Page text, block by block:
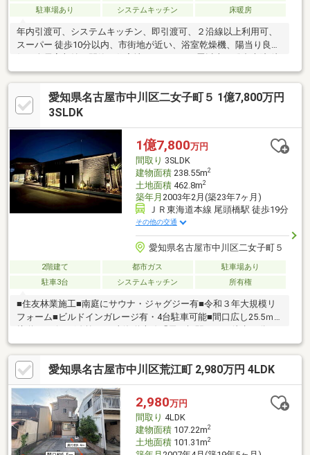
駐車場あり
システムキッチン 床暖房
年内引渡可、システムキッチン、即引渡可、２沿線以上利用可、
スーパー 徒歩10分以内、市街地が近い、浴室乾燥機、陽当り良
好、全居室収納、閑静な住宅地、ＬＤＫ１５畳以上、総合病院 徒
歩10分以内、前道６ｍ以上、対面式キッチン、３面採光、オート
バス、温水洗浄便座、浴室に窓、ＴＶモニタ付インターホン、都
市近郊、通風良好、全居室フローリング、南西向き、３階建以
上、リビング階段、都市ガス、小学校 徒歩10分以内、ルーフバル
愛知県名古屋市中川区二女子町５ 1億7,800万円
3SLDK
1億7,800万円
間取り 3SLDK
建物面積238.55m2
土地面積462.8m2
築年月 2003年2月(築23年7ヶ月)
ＪＲ東海道本線 尾頭橋駅 徒歩19分
その他の交通
愛知県名古屋市中川区二女子町５
2階建て 都市ガス
駐車場あり
駐車3台
システムキッチン 所有権
■住友林業施工■南庭にサウナ・ジャグジー有■令和３年大規模リ
フォーム■ビルドインガレージ有・4台駐車可能■間口広し25.5ｍ
また名鉄名古屋本線「山王駅」も利用可能な立地です。JR線を利
用すれば、名古屋の玄関口である「名古屋駅」や「金山駅」への
アクセスがスムーズで、通勤・通学、出張などに非常に便利で
す。主要駅への近さに加え、近隣には市バス停（篠原橋東）もあ
り、地域内の移動手段も確保されています。周辺にはスーパーマ
ーケットやコンビニエンスストアも多く、日常の食料品や日用品
の買い物に便利です。
愛知県名古屋市中川区荒江町 2,980万円 4LDK
2,980万円
間取り 4LDK
建物面積107.22m2
土地面積101.31m2